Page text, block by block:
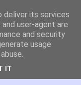
transporte,
ambiente,
deliver its services
user-agent are
and security
usage
IT